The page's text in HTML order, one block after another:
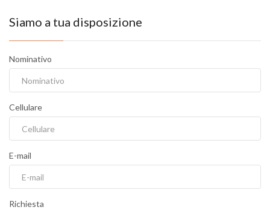
Siamo a tua disposizione
Nominativo
Cellulare
E-mail
Richiesta